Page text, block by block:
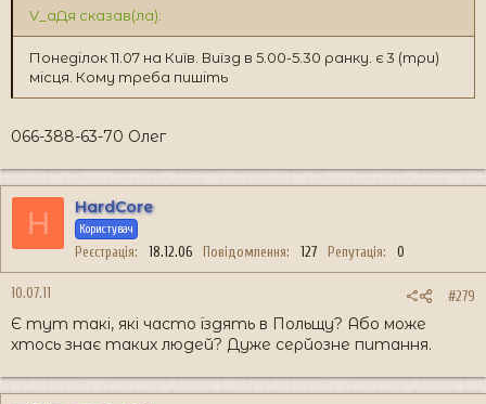
V_аДя сказав(ла):
Понеділок 11.07 на Київ. Виїзд в 5.00-5.30 ранку. є 3 (три)
місця. Кому треба пишіть
066-388-63-70 Олег
H HardCore
Користувач
Реєстрація 18.12.06 Повідомлення 127 Репутація 0
10.07.11 #279
Є тут такі, які часто їздять в Польщу? Або може
хтось знає таких людей? Дуже серйозне питання.